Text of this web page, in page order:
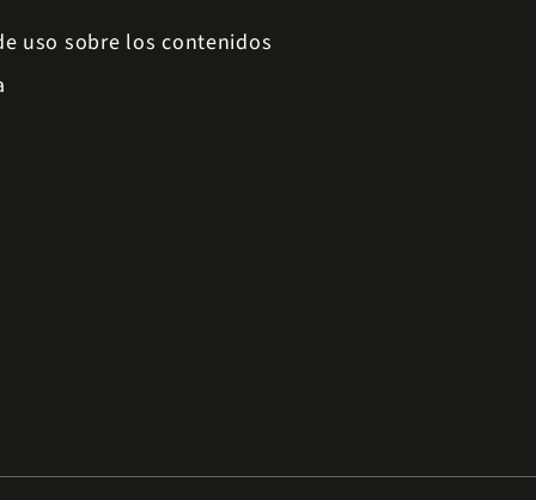
uso sobre los contenidos